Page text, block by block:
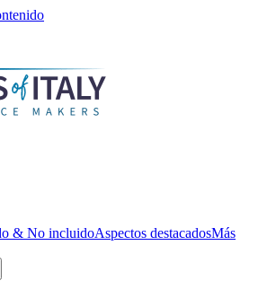
& No incluidoAspectos destacadosMás